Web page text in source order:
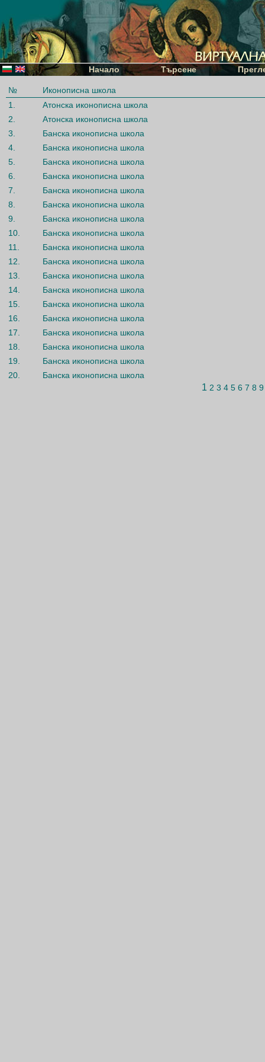
Начало Търсене
№
Иконописна школа
1.
Атонска иконописна школа
2.
Атонска иконописна школа
3.
Банска иконописна школа
4.
Банска иконописна школа
5.
Банска иконописна школа
6.
Банска иконописна школа
7.
Банска иконописна школа
8.
Банска иконописна школа
9.
Банска иконописна школа
10.
Банска иконописна школа
11.
Банска иконописна школа
12.
Банска иконописна школа
13.
Банска иконописна школа
14.
Банска иконописна школа
15.
Банска иконописна школа
16.
Банска иконописна школа
17.
Банска иконописна школа
18.
Банска иконописна школа
19.
Банска иконописна школа
20.
Банска иконописна школа
1 2 3 4 5 6 7 8 9